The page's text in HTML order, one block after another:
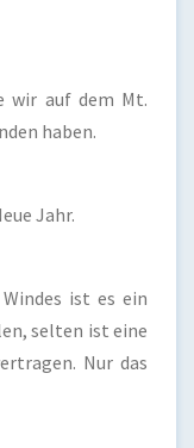
wir auf dem Mt.
haben.
Jahr.
ist es ein
selten ist eine
Nur das